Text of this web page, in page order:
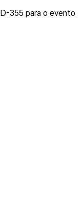
D-355 para o evento